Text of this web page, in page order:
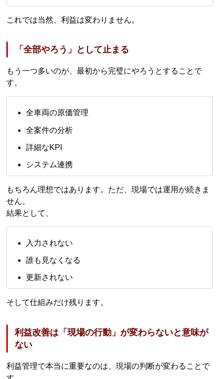
これでは当然、利益は変わりません。
「全部やろう」として止まる
もう一つ多いのが、最初から完璧にやろうとすることで
す。
全車両の原価管理
全案件の分析
詳細なKPI
システム連携
もちろん理想ではあります。ただ、現場では運用が続きま
せん。
結果として、
入力されない
誰も見なくなる
更新されない
そして仕組みだけ残ります。
利益改善は「現場の行動」が変わらないと意味が
ない
利益管理で本当に重要なのは、現場の判断が変わることで